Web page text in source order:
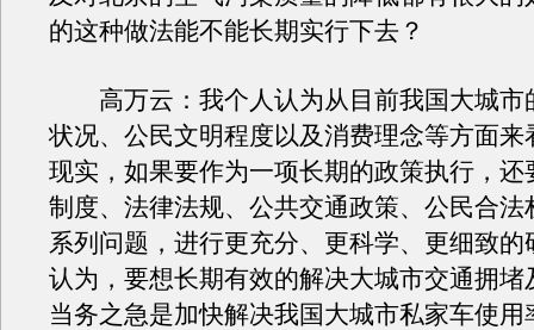
的这种做法能不能长期实行下去？
高万云：我个人认为从目前我国大城市
状况、公民文明程度以及消费理念等方面来
现实，如果要作为一项长期的政策执行，还
制度、法律法规、公共交通政策、公民合法
系列问题，进行更充分、更科学、更细致的
认为，要想长期有效的解决大城市交通拥堵
当务之急是加快解决我国大城市私家车使用